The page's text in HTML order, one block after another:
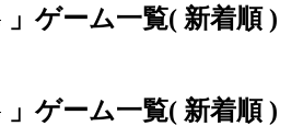
」ゲーム一覧( 新着順 )
」ゲーム一覧( 新着順 )